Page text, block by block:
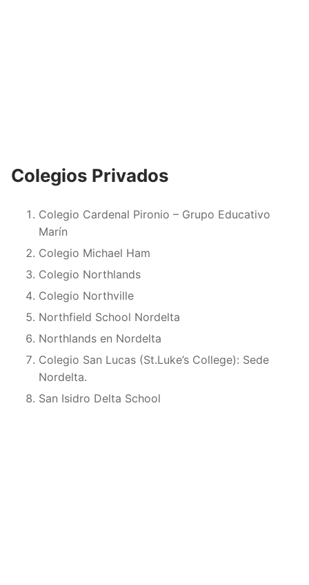
Colegios Privados
Colegio Cardenal Pironio – Grupo Educativo
Marín
Colegio Michael Ham
Colegio Northlands
Colegio Northville
Northfield School Nordelta
Northlands en Nordelta
Colegio San Lucas (St.Luke’s College): Sede
Nordelta.
San Isidro Delta School